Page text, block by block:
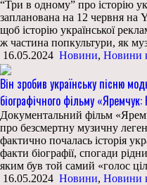
“Три в одному” про історію
запланована на 12 червня на
щоб історію української
ж частина попкультури, як
16.05.2024 Новини, Новини
Він зробив українську пісню
біографічного фільму
Документальний фільм
про безсмертну музичну
фактично почалась історія
факти біографії, спогади
яким був той самий «голос
16.05.2024 Новини, Новини